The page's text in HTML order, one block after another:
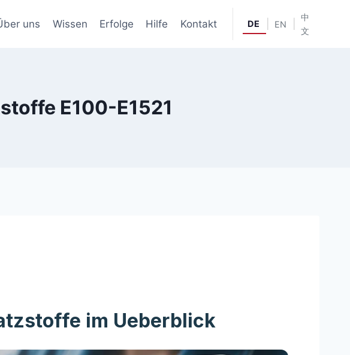
uns Wissen Erfolge Hilfe Kontakt DE EN
中
文
E100-E1521
im Ueberblick